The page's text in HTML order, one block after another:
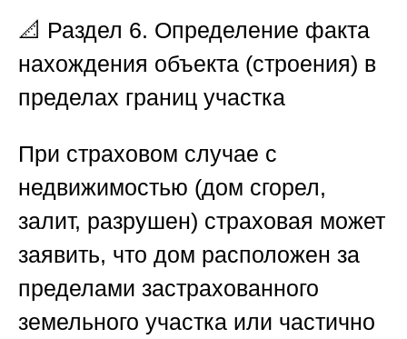
📐 Раздел 6. Определение факта
нахождения объекта (строения) в
пределах границ участка
При страховом случае с
недвижимостью (дом сгорел,
залит, разрушен) страховая может
заявить, что дом расположен за
пределами застрахованного
земельного участка или частично